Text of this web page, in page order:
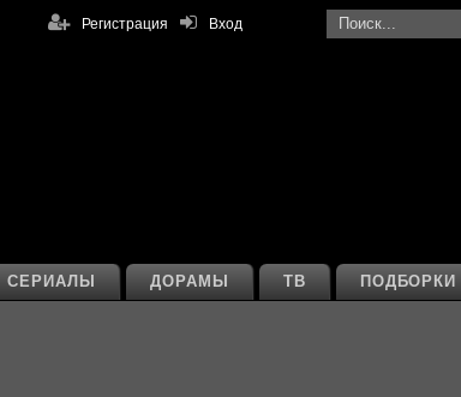
Вход
Регистрация
ПОДБОРКИ
ТВ
ДОРАМЫ
СЕРИАЛЫ